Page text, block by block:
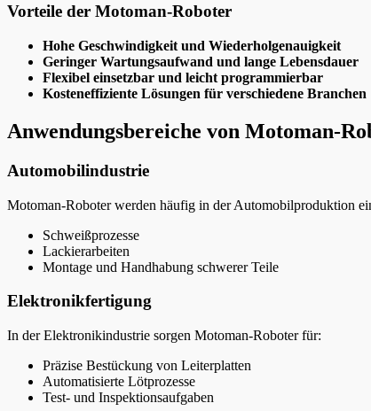
Vorteile der Motoman-Roboter
Hohe Geschwindigkeit und Wiederholgenauigkeit
Geringer Wartungsaufwand und lange Lebensdauer
Flexibel einsetzbar und leicht programmierbar
Kosteneffiziente Lösungen für verschiedene Branchen
Anwendungsbereiche von Motoman-
Automobilindustrie
Motoman-Roboter werden häufig in der Automobilproduktion
Schweißprozesse
Lackierarbeiten
Montage und Handhabung schwerer Teile
Elektronikfertigung
In der Elektronikindustrie sorgen Motoman-Roboter für:
Präzise Bestückung von Leiterplatten
Automatisierte Lötprozesse
Test- und Inspektionsaufgaben